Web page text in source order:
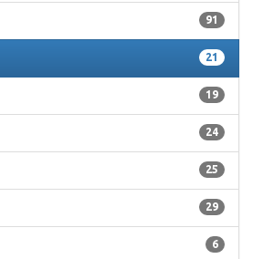
91
21
19
24
25
29
6